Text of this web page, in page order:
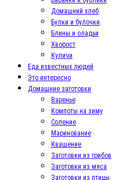
Домашний хлеб
Булки и булочки
Блины и оладьи
Хворост
Куличи
Еда известных людей
Это интересно
Домашние заготовки
Варенье
Компоты на зиму
Соление
Маринование
Квашение
Заготовки из грибов
Заготовки из мяса
Заготовки из птицы